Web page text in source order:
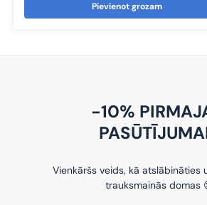
Pievienot grozam
-10%
Vienkāršs veids, kā atslābināties
trauksmainās domas